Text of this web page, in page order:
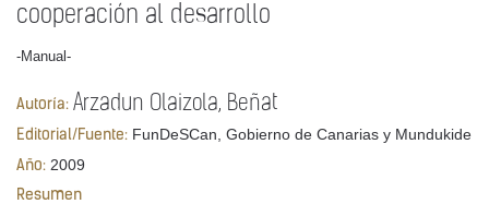
cooperación al desarrollo
-Manual-
Autoría: Arzadun Olaizola, Beñat
Editorial/Fuente: FunDeSCan, Gobierno de Canarias y Mundukide
Año: 2009
Resumen